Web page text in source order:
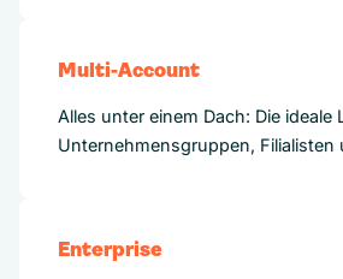
Multi-Account
Alles unter einem Dach: Die ideale
Unternehmensgruppen, Filialisten
Enterprise